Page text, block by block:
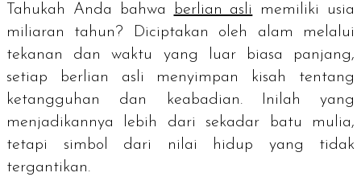
Tahukah Anda bahwa berlian asli
memiliki usia
miliaran tahun? Diciptakan oleh alam melalui
tekanan dan waktu yang luar biasa panjang,
setiap berlian asli menyimpan kisah tentang
ketangguhan dan keabadian. Inilah yang
menjadikannya lebih dari sekadar batu mulia,
tetapi simbol dari nilai hidup yang tidak
tergantikan.